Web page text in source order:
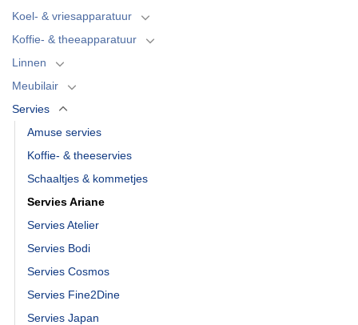
Koel- & vriesapparatuur
Koffie- & theeapparatuur
Linnen
Meubilair
Servies
Amuse servies
Koffie- & theeservies
Schaaltjes & kommetjes
Servies Ariane
Servies Atelier
Servies Bodi
Servies Cosmos
Servies Fine2Dine
Servies Japan